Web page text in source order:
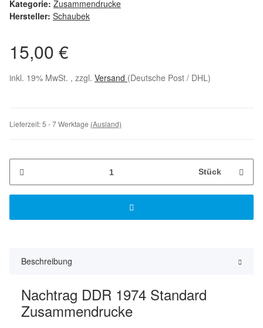
Kategorie: Zusammendrucke
Hersteller: Schaubek
15,00 €
inkl. 19% MwSt. , zzgl. Versand (Deutsche Post / DHL)
Lieferzeit:5 - 7 Werktage (Ausland)
Stück
Beschreibung
Nachtrag DDR 1974 Standard
Zusammendrucke